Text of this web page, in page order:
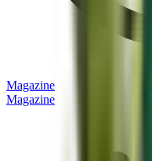
Magazine
Magazine